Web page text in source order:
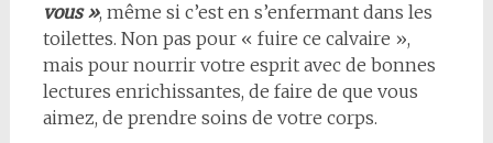
vous », même si c’est en s’enfermant dans les
toilettes. Non pas pour « fuire ce calvaire »,
mais pour nourrir votre esprit avec de bonnes
lectures enrichissantes, de faire de que vous
aimez, de prendre soins de votre corps.